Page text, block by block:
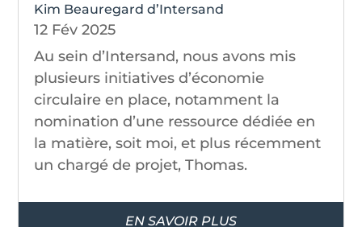
Kim Beauregard d’Intersand
12 Fév 2025
Au sein d’Intersand, nous avons mis
plusieurs initiatives d’économie
circulaire en place, notamment la
nomination d’une ressource dédiée en
la matière, soit moi, et plus récemment
un chargé de projet, Thomas.
EN SAVOIR PLUS